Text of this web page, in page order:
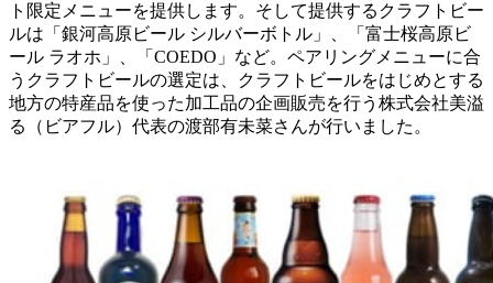
ト限定メニューを提供します。そして提供するクラフトビー
ルは「銀河高原ビール シルバーボトル」、「富士桜高原ビ
ール ラオホ」、「COEDO」など。ペアリングメニューに合
うクラフトビールの選定は、クラフトビールをはじめとする
地方の特産品を使った加工品の企画販売を行う株式会社美溢
る（ビアフル）代表の渡部有未菜さんが行いました。